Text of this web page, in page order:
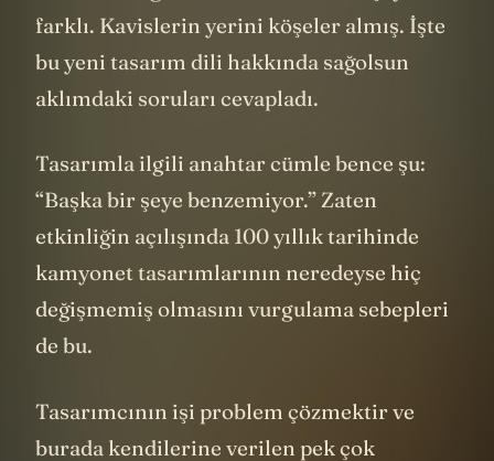
bu aracın logosundan itibaren her şeyi
farklı. Kavislerin yerini köşeler almış. İşte
bu yeni tasarım dili hakkında sağolsun
Tasarımla ilgili anahtar cümle bence şu:
“Başka bir şeye benzemiyor.” Zaten
etkinliğin açılışında 100 yıllık tarihinde
kamyonet tasarımlarının neredeyse hiç
değişmemiş olmasını vurgulama sebepleri
Tasarımcının işi problem çözmektir ve